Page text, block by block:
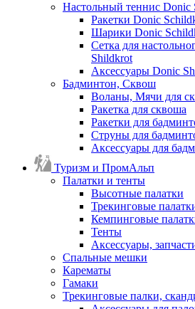
Настольный теннис Donic
Ракетки Donic
Шарики Donic
Сетка для
Shildkrot
Аксессуары Donic
Бадминтон, Сквош
Воланы, Мячи для
Ракетка для сквоша
Ракетки для
Струны для
Аксессуары для
Туризм и ПромАльп
Палатки и тенты
Высотные палатки
Трекинговые
Кемпинговые
Тенты
Аксессуары,
Спальные мешки
Карематы
Гамаки
Трекинговые палки,